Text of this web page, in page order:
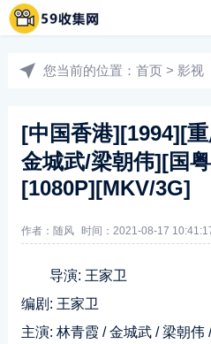
您当前的位置： 首页 > 影视
[中国香港][1994][
金城武/梁朝伟][国
[1080P][MKV/3G]
作者：随风 时间：2021-08-17
导演: 王家卫
编剧: 王家卫
主演: 林青霞 / 金城武 / 梁朝伟